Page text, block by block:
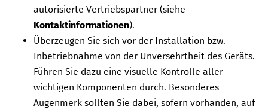
autorisierte Vertriebspartner (siehe
Kontaktinformationen).
Überzeugen Sie sich vor der Installation bzw.
Inbetriebnahme von der Unversehrtheit des Geräts.
Führen Sie dazu eine visuelle Kontrolle aller
wichtigen Komponenten durch. Besonderes
Augenmerk sollten Sie dabei, sofern vorhanden, auf